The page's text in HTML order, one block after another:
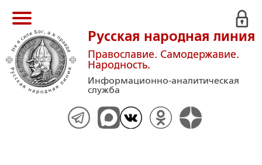
Русская народная линия
Православие. Самодержавие.
Народность.
Информационно-аналитическая
служба